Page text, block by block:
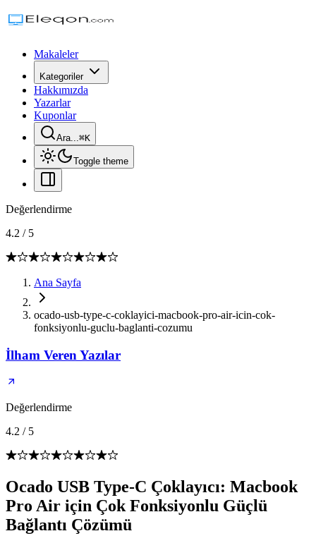
Makaleler
Kategoriler
Hakkımızda
Yazarlar
Kuponlar
Ara...⌘K
Toggle theme
Değerlendirme
4.2 / 5
Ana Sayfa
ocado-usb-type-c-coklayici-macbook-pro-air-icin-cok-
fonksiyonlu-guclu-baglanti-cozumu
İlham Veren Yazılar
Değerlendirme
4.2 / 5
Ocado USB Type-C Çoklayıcı: Macbook
Pro Air için Çok Fonksiyonlu Güçlü
Bağlantı Çözümü